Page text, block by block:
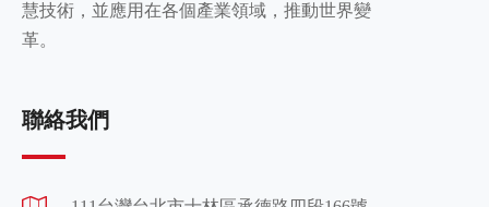
慧技術，並應用在各個產業領域，推動世界變
革。
聯絡我們